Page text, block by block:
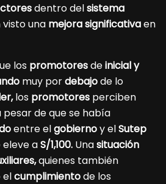
dentro delsistema
visto una mejora significativaen
los promotoresdeinicial y
muy pordebajode lo
los promotores perciben
de que se había
entre elgobiernoy elSutep
eleve aS/1,100. Unasituación
quienes también
elcumplimientode los